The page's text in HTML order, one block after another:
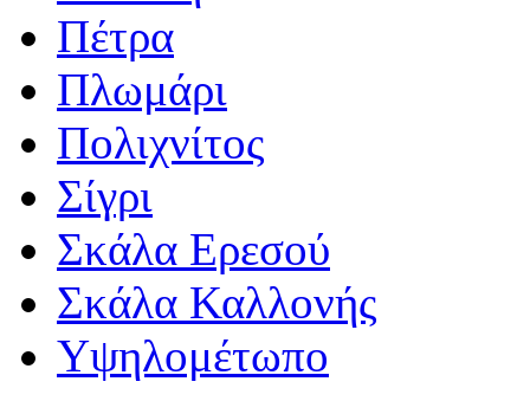
Πέτρα
Πλωμάρι
Πολιχνίτος
Σίγρι
Σκάλα Ερεσού
Σκάλα Καλλονής
Υψηλομέτωπο